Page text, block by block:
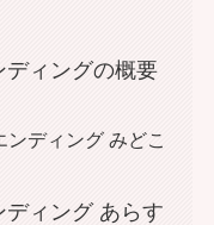
ィングの概要
ディング みどこ
ィング あらす